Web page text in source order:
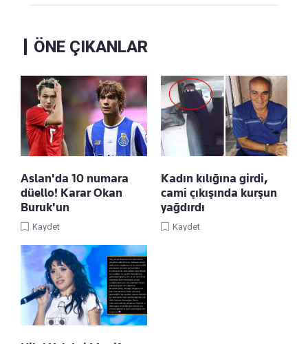
ÖNE ÇIKANLAR
Aslan'da 10 numara
düello! Karar Okan
Buruk'un
Kaydet
Kadın kılığına girdi,
cami çıkışında kurşun
yağdırdı
Kaydet